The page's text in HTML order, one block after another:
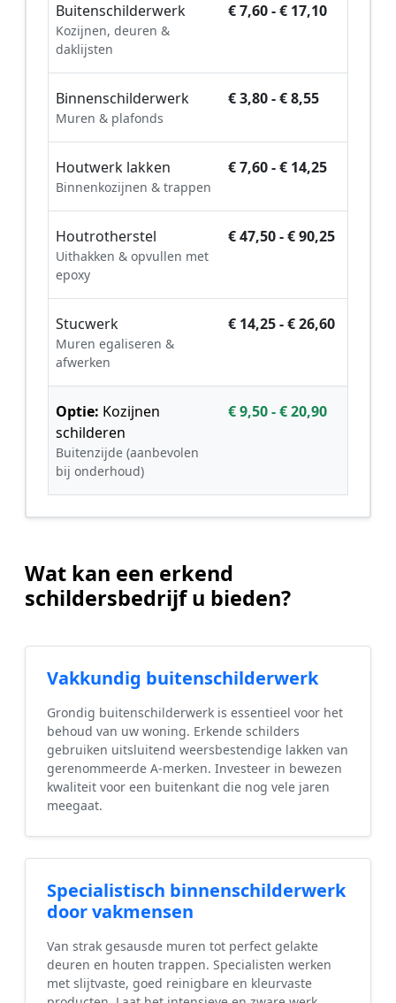
Buitenschilderwerk
Kozijnen, deuren &
daklijsten
€ 7,60 - € 17,10
Binnenschilderwerk
Muren & plafonds
€ 3,80 - € 8,55
Houtwerk lakken
Binnenkozijnen & trappen
€ 7,60 - € 14,25
Houtrotherstel
Uithakken & opvullen met
epoxy
€ 47,50 - € 90,25
Stucwerk
Muren egaliseren &
afwerken
€ 14,25 - € 26,60
Optie: Kozijnen
schilderen
Buitenzijde (aanbevolen
bij onderhoud)
€ 9,50 - € 20,90
Wat kan een erkend
schildersbedrijf u bieden?
Vakkundig buitenschilderwerk
Grondig buitenschilderwerk is essentieel voor het
behoud van uw woning. Erkende schilders
gebruiken uitsluitend weersbestendige lakken van
gerenommeerde A-merken. Investeer in bewezen
kwaliteit voor een buitenkant die nog vele jaren
meegaat.
Specialistisch binnenschilderwerk
door vakmensen
Van strak gesausde muren tot perfect gelakte
deuren en houten trappen. Specialisten werken
met slijtvaste, goed reinigbare en kleurvaste